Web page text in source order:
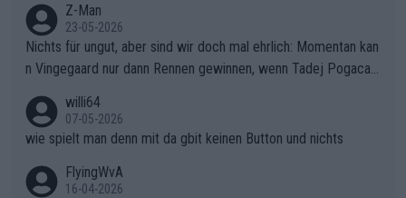
Z-Man
23-05-2026
Nichts für ungut, aber sind wir doch mal ehrlich: Momentan kan
n Vingegaard nur dann Rennen gewinnen, wenn Tadej Pogacar
willi64
07-05-2026
wie spielt man denn mit da gbit keinen Button und nichts
FlyingWvA
16-04-2026